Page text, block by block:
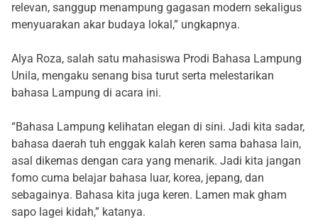
relevan, sanggup menampung gagasan modern sekaligus
menyuarakan akar budaya lokal,” ungkapnya.
Alya Roza, salah satu mahasiswa Prodi Bahasa Lampung
Unila, mengaku senang bisa turut serta melestarikan
bahasa Lampung di acara ini.
“Bahasa Lampung kelihatan elegan di sini. Jadi kita sadar,
bahasa daerah tuh enggak kalah keren sama bahasa lain,
asal dikemas dengan cara yang menarik. Jadi kita jangan
fomo cuma belajar bahasa luar, korea, jepang, dan
sebagainya. Bahasa kita juga keren. Lamen mak gham
sapo lagei kidah,” katanya.